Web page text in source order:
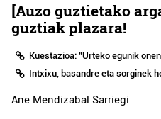
[Auzo guztietako
guztiak plazara!
Kuestazioa: "Urteko egunik
Intxixu, basandre eta sorginek
Ane Mendizabal Sarriegi